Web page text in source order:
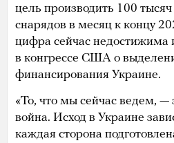
цель производить 100
снарядов в месяц к концу
цифра сейчас недостижима
в конгрессе США о
финансирования Украине.
«То, что мы сейчас ведем, —
война. Исход в Украине
каждая сторона